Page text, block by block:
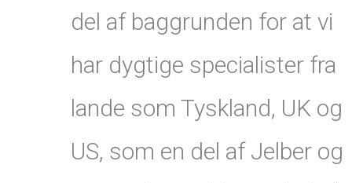
del af baggrunden for at vi
har dygtige specialister fra
lande som Tyskland, UK og
US, som en del af Jelber og